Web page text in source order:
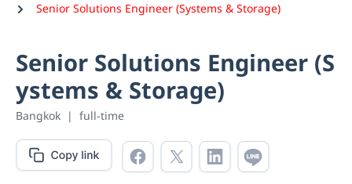
Senior Solutions Engineer (Systems & Storage)
Senior Solutions Engineer (S
ystems & Storage)
Bangkok | full-time